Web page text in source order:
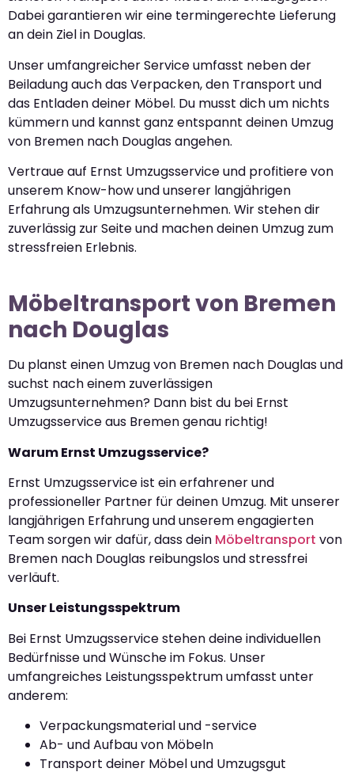
Dabei garantieren wir eine termingerechte Lieferung
an dein Ziel in Douglas.
Unser umfangreicher Service umfasst neben der
Beiladung auch das Verpacken, den Transport und
das Entladen deiner Möbel. Du musst dich um nichts
kümmern und kannst ganz entspannt deinen Umzug
von Bremen nach Douglas angehen.
Vertraue auf Ernst Umzugsservice und profitiere von
unserem Know-how und unserer langjährigen
Erfahrung als Umzugsunternehmen. Wir stehen dir
zuverlässig zur Seite und machen deinen Umzug zum
stressfreien Erlebnis.
Möbeltransport von Bremen
nach Douglas
Du planst einen Umzug von Bremen nach Douglas und
suchst nach einem zuverlässigen
Umzugsunternehmen? Dann bist du bei Ernst
Umzugsservice aus Bremen genau richtig!
Warum Ernst Umzugsservice?
Ernst Umzugsservice ist ein erfahrener und
professioneller Partner für deinen Umzug. Mit unserer
langjährigen Erfahrung und unserem engagierten
Team sorgen wir dafür, dass dein Möbeltransport von
Bremen nach Douglas reibungslos und stressfrei
verläuft.
Unser Leistungsspektrum
Bei Ernst Umzugsservice stehen deine individuellen
Bedürfnisse und Wünsche im Fokus. Unser
umfangreiches Leistungsspektrum umfasst unter
anderem:
Verpackungsmaterial und -service
Ab- und Aufbau von Möbeln
Transport deiner Möbel und Umzugsgut